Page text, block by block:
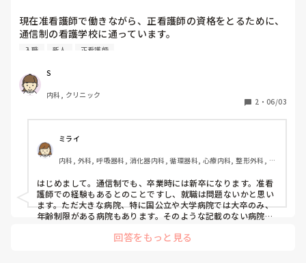
現在准看護師で働きながら、正看護師の資格をとるために、
通信制の看護学校に通っています。
准看護師での経歴は病棟で3年働き、その後クリニックで働
正看護師取得後は、また病棟で働きたいと思っており、就職
活動もしていますが、通信制の看護学生は大きい病院ではな
かなか採用は難しいのでしょうか、、。
面接時に、実習は見学実習のため、看護展開はしないです。
授業で紙上事例で看護展開を行います。と言うと、面接官の
反応が微妙になります💦
通信制看護学校から新卒として、病棟に就職した方はおられ
ますでしょうか？
入職 新人 正看護師
S
内科, クリニック
2 ・ 06/03
ミライ
内科, 外科, 呼吸器科, 消化器内科, 循環器科, 心療内科, 整形外科, リ
化器外科, 一般病院, 慢性期, 回復期, 終末期
はじめまして。通信制でも、卒業時には新卒になります。准看
護師での経験もあるとのことですし、就職は問題ないかと思い
ます。ただ大きな病院、特に国公立や大学病院では大卒のみ、
年齢制限がある病院もあります。そのような記載のない病院で
病院で勤務している知り合いもいます。通信制は勉強時間をい
回答をもっと見る